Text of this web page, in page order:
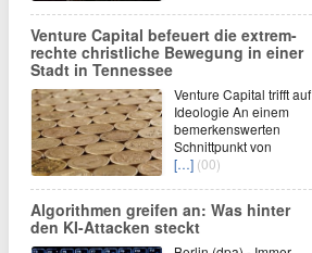
Venture Capital befeuert die extrem-
rechte christliche Bewegung in einer
Stadt in Tennessee
Venture Capital trifft auf
Ideologie An einem
bemerkenswerten
Schnittpunkt von
[…] (00)
Algorithmen greifen an: Was hinter
den KI-Attacken steckt